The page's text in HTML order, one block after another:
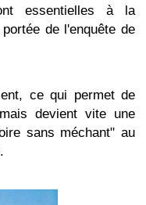
essentielles à la
de l'enquête de
ce qui permet de
devient vite une
sans méchant" au